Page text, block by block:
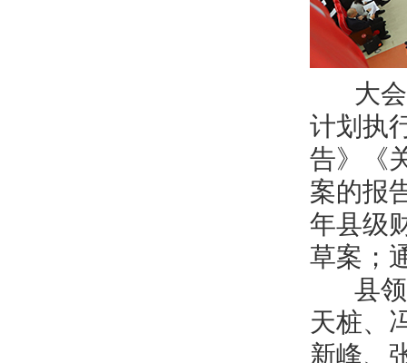
大会
计划执
告》《
案的报
年县级
草案；
县领
天桩、
新峰、